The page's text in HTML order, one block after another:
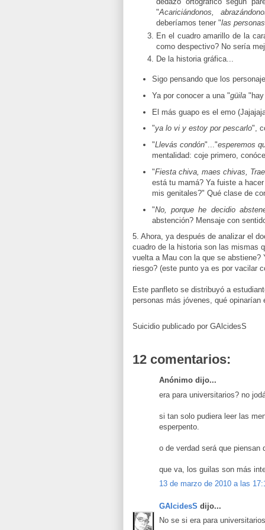
"Acariciándonos,
deberíamos tener "las
En el cuadro amarillo de la
como despectivo? No sería
De la historia gráfica...
Sigo pensando que los
Ya por conocer a una "güila"hay
El más guapo es el emo
"ya lo vi y estoy por pescarlo",
"Llevás condón"..."esperemos
mentalidad: coje primero,
"Fiesta chiva, maes chivas,
está tu mamá? Ya fuiste a
mis genitales?" Qué clase de
"No, porque he decidio
abstención? Mensaje con
5. Ahora, ya después de analizar el
cuadro de la historia son las mismas
vuelta a Mau con la que se
riesgo? (este punto ya es por vacilar
Este panfleto se distribuyó a
personas más jóvenes, qué opinarían
Suicidio publicado por GAlcidesS
12 comentarios:
Anónimo dijo...
era para universitarios? no
si tan solo pudiera leer las
esperpento.
o de verdad será que piensan
que va, los guilas son más
13 de marzo de 2010 a las
GAlcidesS dijo...
No se si era para